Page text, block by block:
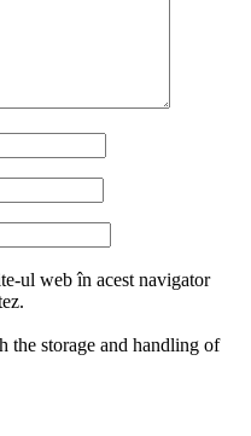
ul web în acest navigator
the storage and handling of